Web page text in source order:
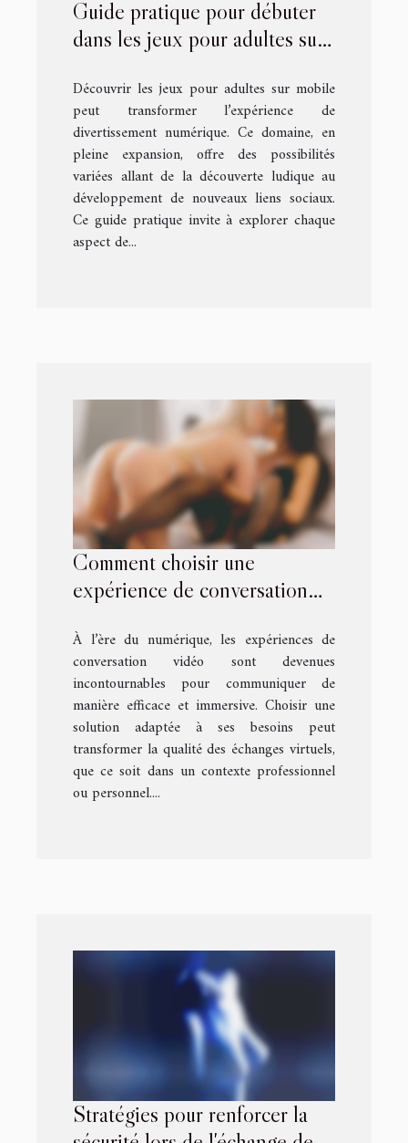
Guide pratique pour débuter
dans les jeux pour adultes sur
Découvrir les jeux pour adultes sur mobile
peut transformer l’expérience de
divertissement numérique. Ce domaine, en
pleine expansion, offre des possibilités
variées allant de la découverte ludique au
développement de nouveaux liens sociaux.
Ce guide pratique invite à explorer chaque
aspect de...
Comment choisir une
expérience de conversation
À l’ère du numérique, les expériences de
conversation vidéo sont devenues
incontournables pour communiquer de
manière efficace et immersive. Choisir une
solution adaptée à ses besoins peut
transformer la qualité des échanges virtuels,
que ce soit dans un contexte professionnel
ou personnel....
Stratégies pour renforcer la